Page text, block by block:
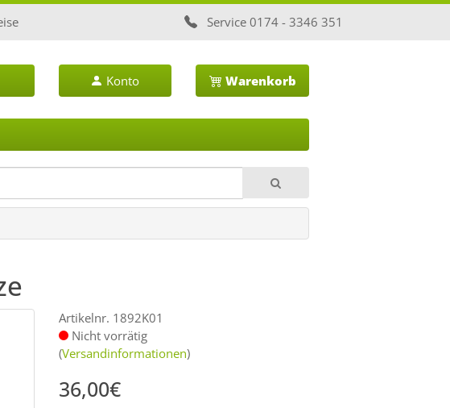
Service 0174 - 3346 351
Konto Warenkorb
Artikelnr. 1892K01
Nicht vorrätig
(Versandinformationen)
36,00€